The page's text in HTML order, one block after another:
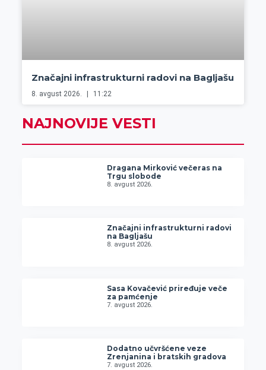
Značajni infrastrukturni radovi na Bagljašu
8. avgust 2026. 11:22
NAJNOVIJE VESTI
Dragana Mirković večeras na
Trgu slobode
8. avgust 2026.
Značajni infrastrukturni radovi
na Bagljašu
8. avgust 2026.
Sasa Kovačević priređuje veče
za pamćenje
7. avgust 2026.
Dodatno učvršćene veze
Zrenjanina i bratskih gradova
7. avgust 2026.